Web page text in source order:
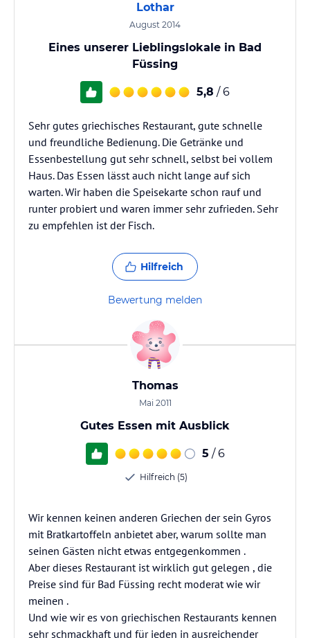
Lothar
August 2014
Eines unserer Lieblingslokale in Bad
Füssing
5,8 / 6
Sehr gutes griechisches Restaurant, gute schnelle
und freundliche Bedienung. Die Getränke und
Essenbestellung gut sehr schnell, selbst bei vollem
Haus. Das Essen lässt auch nicht lange auf sich
warten. Wir haben die Speisekarte schon rauf und
runter probiert und waren immer sehr zufrieden. Sehr
zu empfehlen ist der Fisch.
Hilfreich
Bewertung melden
Thomas
Mai 2011
Gutes Essen mit Ausblick
5 / 6
Hilfreich (5)
Wir kennen keinen anderen Griechen der sein Gyros
mit Bratkartoffeln anbietet aber, warum sollte man
seinen Gästen nicht etwas entgegenkommen .
Aber dieses Restaurant ist wirklich gut gelegen , die
Preise sind für Bad Füssing recht moderat wie wir
meinen .
Und wie wir es von griechischen Restaurants kennen
sehr schmackhaft und für jeden in ausreichender